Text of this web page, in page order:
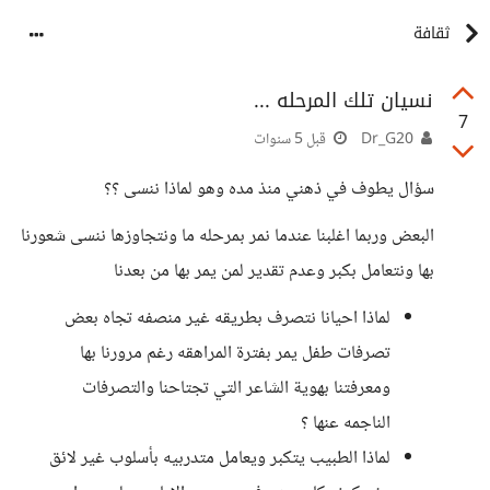
ثقافة
7
نسيان تلك المرحله ...
قبل 5 سنوات
سؤال يطوف في ذهني منذ مده وهو لماذا ننسى ؟؟
البعض وربما اغلبنا عندما نمر بمرحله ما ونتجاوزها ننسى شعورنا
بها ونتعامل بكبر وعدم تقدير لمن يمر بها من بعدنا
لماذا احيانا نتصرف بطريقه غير منصفه تجاه بعض
تصرفات طفل يمر بفترة المراهقه رغم مرورنا بها
ومعرفتنا بهوية الشاعر التي تجتاحنا والتصرفات
الناجمه عنها ؟
لماذا الطبيب يتكبر ويعامل متدربيه بأسلوب غير لائق